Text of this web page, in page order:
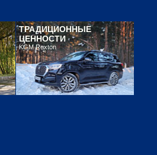
ТРАДИЦИОННЫЕ
ЦЕННОСТИ
KGM Rexton